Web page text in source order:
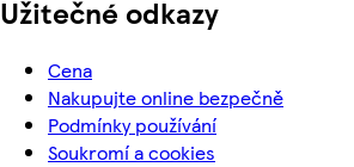
Užitečné odkazy
Cena
Nakupujte online bezpečně
Podmínky používání
Soukromí a cookies